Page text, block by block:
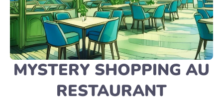
MYSTERY SHOPPING AU
RESTAURANT